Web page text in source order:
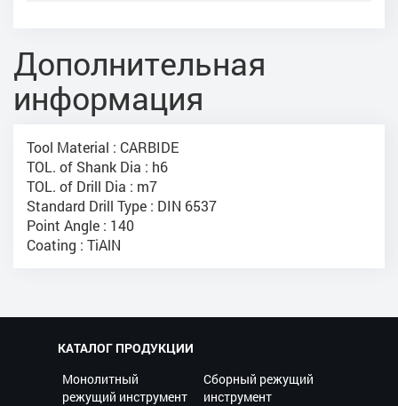
Дополнительная
информация
Tool Material : CARBIDE
TOL. of Shank Dia : h6
TOL. of Drill Dia : m7
Standard Drill Type : DIN 6537
Point Angle : 140
Coating : TiAlN
КАТАЛОГ ПРОДУКЦИИ
Монолитный
режущий инструмент
Сборный режущий
инструмент